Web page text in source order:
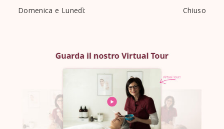
Domenica e Lunedì: Chiuso